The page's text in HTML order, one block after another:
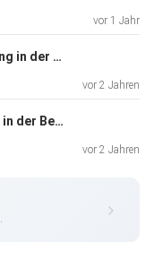
vor 1 Jahr
Folge 5: Kompetenzentwicklung in der Transformation mit Prof. Simone Kauffeld
vor 2 Jahren
Folge 3: Fördermöglichkeiten in der Beschäftigtenqualifizierung mit Kerstin Kuechler-Kakoschke
vor 2 Jahren